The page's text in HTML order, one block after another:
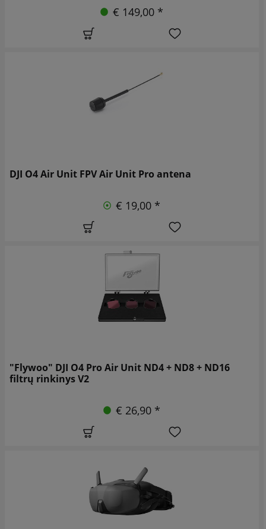
€ 149,00 *
DJI O4 Air Unit FPV Air Unit Pro antena
€ 19,00 *
"Flywoo" DJI O4 Pro Air Unit ND4 + ND8 + ND16
filtrų rinkinys V2
€ 26,90 *